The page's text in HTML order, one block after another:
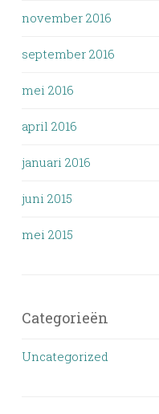
november 2016
september 2016
mei 2016
april 2016
januari 2016
juni 2015
mei 2015
Categorieën
Uncategorized